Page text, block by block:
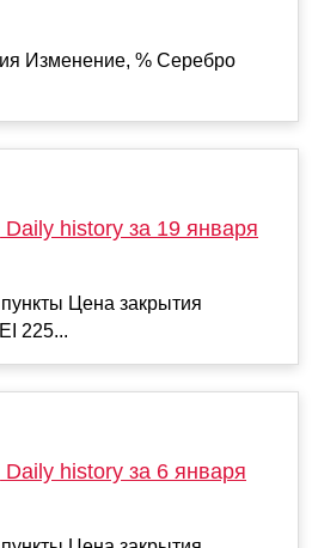
Изменение, % Серебро
history за 19 января
Цена закрытия
225...
history за 6 января